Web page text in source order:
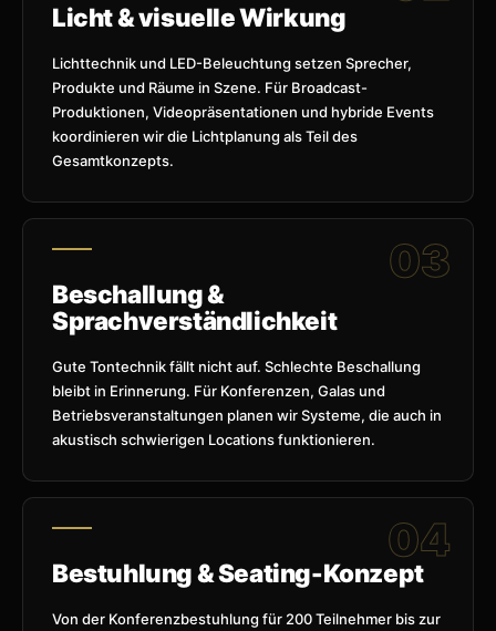
Licht & visuelle Wirkung
Lichttechnik und LED-Beleuchtung setzen Sprecher,
Produkte und Räume in Szene. Für Broadcast-
Produktionen, Videopräsentationen und hybride Events
koordinieren wir die Lichtplanung als Teil des
Gesamtkonzepts.
Beschallung &
Sprachverständlichkeit
Gute Tontechnik fällt nicht auf. Schlechte Beschallung
bleibt in Erinnerung. Für Konferenzen, Galas und
Betriebsveranstaltungen planen wir Systeme, die auch in
akustisch schwierigen Locations funktionieren.
Bestuhlung & Seating-Konzept
Von der Konferenzbestuhlung für 200 Teilnehmer bis zur